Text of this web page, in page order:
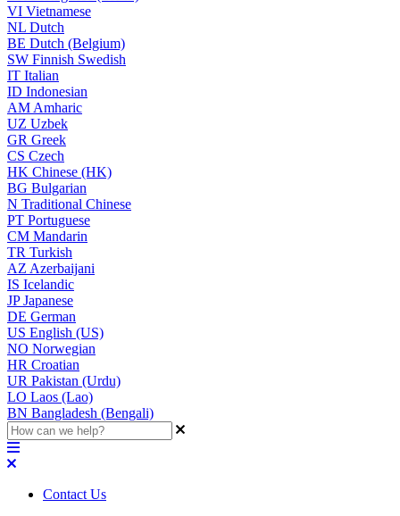
VI Vietnamese
NL Dutch
BE Dutch (Belgium)
SW Finnish Swedish
IT Italian
ID Indonesian
AM Amharic
UZ Uzbek
GR Greek
CS Czech
HK Chinese (HK)
BG Bulgarian
N Traditional Chinese
PT Portuguese
CM Mandarin
TR Turkish
AZ Azerbaijani
IS Icelandic
JPJapanese
DE German
US English (US)
NO Norwegian
HR Croatian
UR Pakistan (Urdu)
LO Laos (Lao)
BN Bangladesh (Bengali)
Contact Us